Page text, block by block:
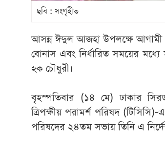
ছবি : সংগৃহীত
আসন্ন ঈদুল আজহা উপলক্ষে আগামী
বোনাস এবং নির্ধারিত সময়ের
হক চৌধুরী।
বৃহস্পতিবার (১৪ মে) ঢাকার
ত্রিপক্ষীয় পরামর্শ পরিষদ
পরিষদের ২৪তম সভায় তিনি এ